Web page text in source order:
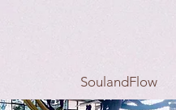
SoulandFlow